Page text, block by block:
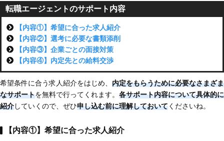
転職エージェントのサポート内容
【内容①】希望に合った求人紹介
【内容②】選考に必要な書類添削
【内容③】企業ごとの面接対策
【内容④】内定先との給料交渉
希望条件に合う求人紹介をはじめ、 内定をもらうために必要なさまざま
なサポートを無料で行ってくれます。 各サポート内容について具体的に
紹介していくので、ぜひ申し込む前に理解しておいてくださいね。
【内容①】希望に合った求人紹介